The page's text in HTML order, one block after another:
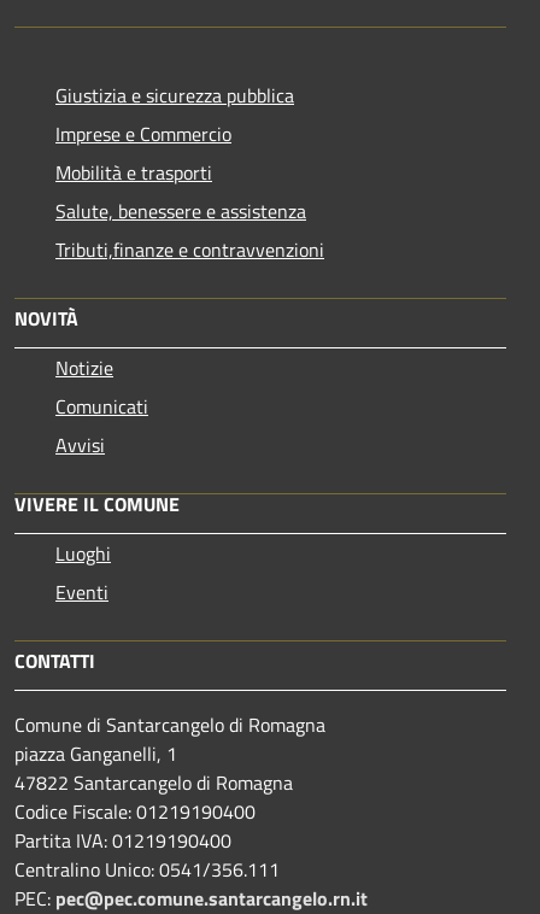
Giustizia e sicurezza pubblica
Imprese e Commercio
Mobilità e trasporti
Salute, benessere e assistenza
Tributi,finanze e contravvenzioni
NOVITÀ
Notizie
Comunicati
Avvisi
VIVERE IL COMUNE
Luoghi
Eventi
CONTATTI
Comune di Santarcangelo di Romagna
piazza Ganganelli, 1
47822 Santarcangelo di Romagna
Codice Fiscale: 01219190400
Partita IVA: 01219190400
Centralino Unico: 0541/356.111
PEC: pec@pec.comune.santarcangelo.rn.it